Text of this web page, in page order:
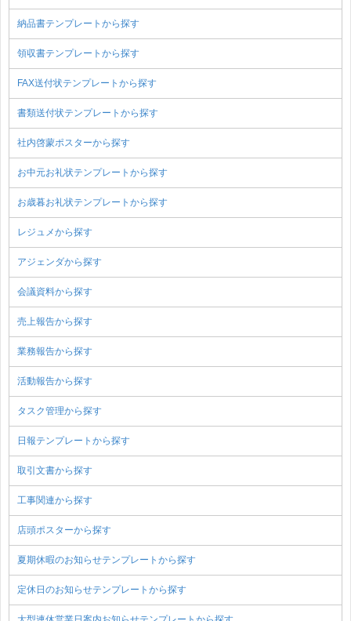
納品書テンプレートから探す
領収書テンプレートから探す
FAX送付状テンプレートから探す
書類送付状テンプレートから探す
社内啓蒙ポスターから探す
お中元お礼状テンプレートから探す
お歳暮お礼状テンプレートから探す
レジュメから探す
アジェンダから探す
会議資料から探す
売上報告から探す
業務報告から探す
活動報告から探す
タスク管理から探す
日報テンプレートから探す
取引文書から探す
工事関連から探す
店頭ポスターから探す
夏期休暇のお知らせテンプレートから探す
定休日のお知らせテンプレートから探す